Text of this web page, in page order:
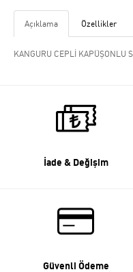
Açıklama Özellikler
KANGURU CEPLİ KAPÜŞONLU
İade & Değişim
Güvenli Ödeme